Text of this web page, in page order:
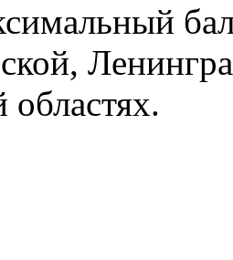
областях.